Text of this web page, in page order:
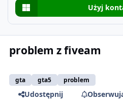
Użyj
problem z fiveam
gta gta5 problem
Udostępnij